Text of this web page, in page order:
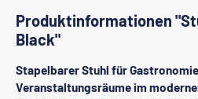
Produktinformationen
Black"
Stapelbarer Stuhl für
Veranstaltungsräume im